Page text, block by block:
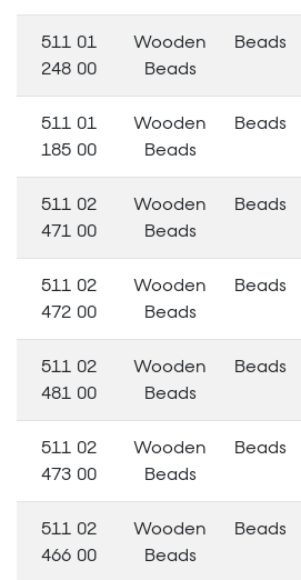
511 01
248 00
Wooden
Beads
Beads
511 01
185 00
Wooden
Beads
Beads
511 02
471 00
Wooden
Beads
Beads
511 02
472 00
Wooden
Beads
Beads
511 02
481 00
Wooden
Beads
Beads
511 02
473 00
Wooden
Beads
Beads
511 02
466 00
Wooden
Beads
Beads